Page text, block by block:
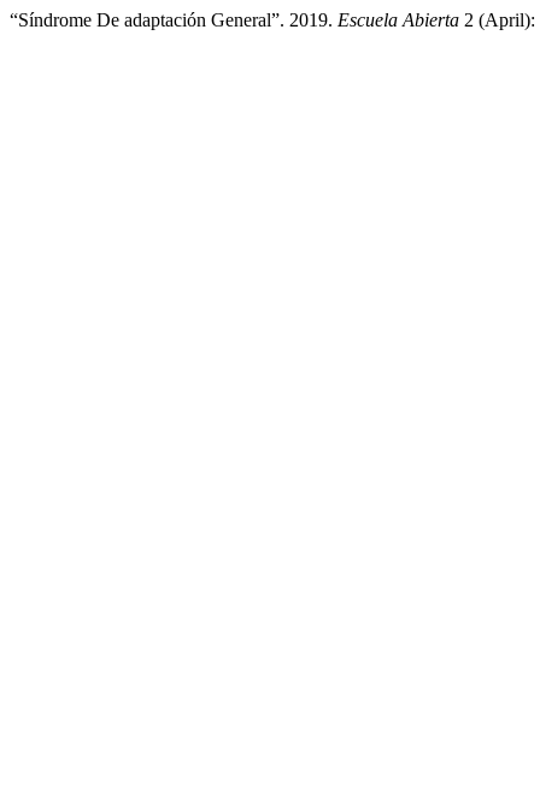
“Síndrome De adaptación General”. 2019. Escuela Abierta 2